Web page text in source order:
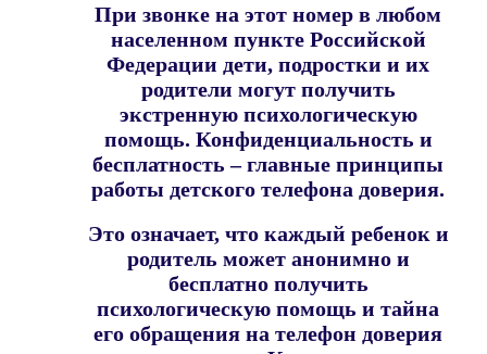
При звонке на этот номер в любом
населенном пункте Российской
Федерации дети, подростки и их
родители могут получить
экстренную психологическую
помощь. Конфиденциальность и
бесплатность – главные принципы
работы детского телефона доверия.
Это означает, что каждый ребенок и
родитель может анонимно и
бесплатно получить
психологическую помощь и тайна
его обращения на телефон доверия